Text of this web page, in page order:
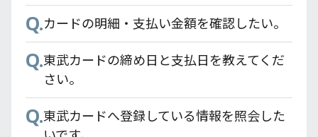
Q.PASMOオートチャージがあるのにどうやっ
て残高を使い切るのですか？
Q.東京スカイツリー®東武カードPASMOの
PASMO残高とPASMOオートチャージ機能
はどうなりますか？
ありますか？
Q.検索しても東武カードアプリが出てきませ
ん。
Q.カード情報を確認したい
Apple Pay、Google Pay はどうすれば登録
Q.カードの明細・支払い金額を確認したい。
Q.東武カードの締め日と支払日を教えてくだ
さい。
Q.東武カードへ登録している情報を照会した